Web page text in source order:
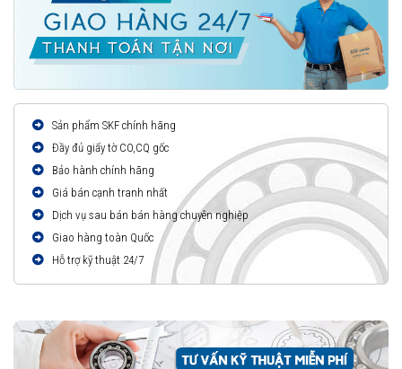
Sản phẩm SKF chính hãng
Đầy đủ giấy tờ CO,CQ gốc
Bảo hành chính hãng
Giá bán cạnh tranh nhất
Dịch vụ sau bán bán hàng chuyên nghiệp
Giao hàng toàn Quốc
Hỗ trợ kỹ thuật 24/7